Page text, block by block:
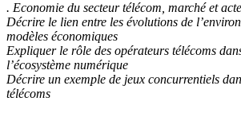
. Economie du secteur télécom, marché et
Décrire le lien entre les évolutions de
modèles économiques
Expliquer le rôle des opérateurs télécoms
l’écosystème numérique
Décrire un exemple de jeux concurrentiels
télécoms